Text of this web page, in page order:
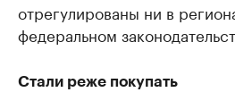
отрегулированы ни в
федеральном
Стали реже покупать